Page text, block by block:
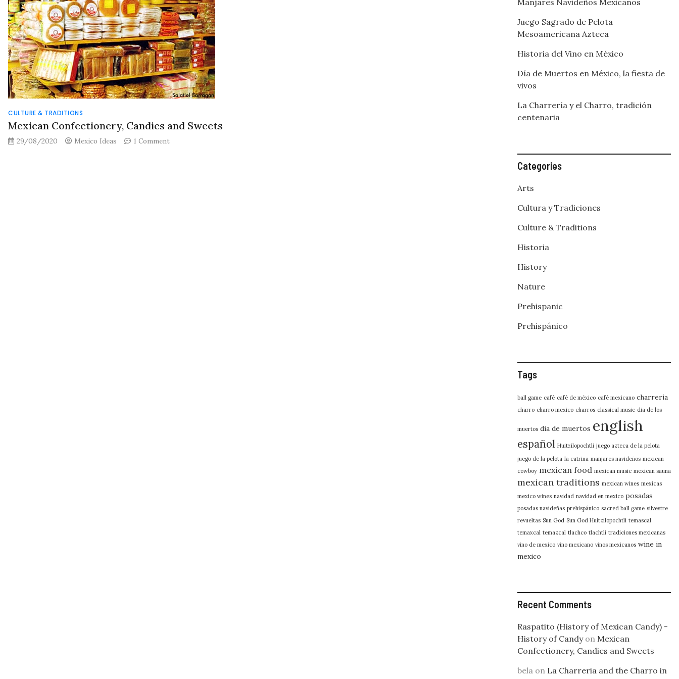
CULTURE & TRADITIONS
Mexican Confectionery, Candies and Sweets
29/08/2020 Mexico Ideas 1 Commenton
Manjares Navideños Mexicanos
Juego Sagrado de Pelota
Mesoamericana Azteca
Historia del Vino en México
Día de Muertos en México, la fiesta de
vivos
La Charrería y el Charro, tradición
centenaria
Categories
Arts
Cultura y Tradiciones
Culture & Traditions
Historia
History
Nature
Prehispanic
Prehispánico
Tags
ball game café café de méxico café mexicano charreria
charro charro mexico charros classical music dia de los
muertos dia de muertos english
español Huitzilopochtli juego azteca de la pelota
juego de la pelota la catrina manjares navideños mexican
cowboy mexican food mexican music mexican sauna
mexican traditions mexican wines mexicas
mexico wines navidad navidad en mexico posadas
posadas navideñas prehispánico sacred ball game silvestre
revueltas Sun God Sun God Huitzilopochtli temascal
temaxcal temazcal tlachco tlachtli tradiciones mexicanas
vino de mexico vino mexicano vinos mexicanos wine in
mexico
Recent Comments
Raspatito (History of Mexican Candy) -
History of Candyon Mexican
Confectionery, Candies and Sweets
bela on La Charreria and the Charro in